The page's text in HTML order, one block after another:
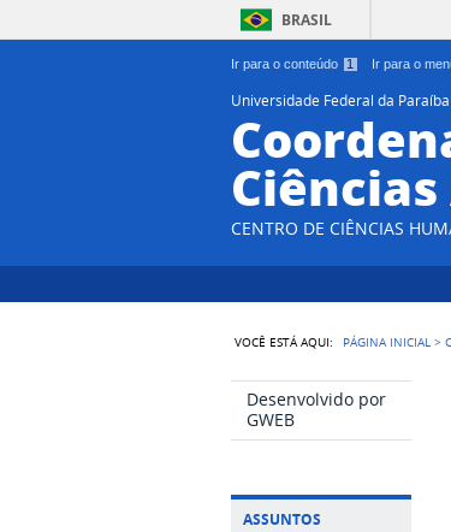
Ir para o conteúdo 1 Ir para o
BRASIL
Universidade Federal da Paraíba
CENTRO DE CIÊNCIAS
VOCÊ ESTÁ AQUI: PÁGINA INICIAL >
Desenvolvido por
GWEB
ASSUNTOS